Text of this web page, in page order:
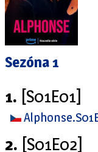
Sezóna 1
1. [S01E01]
2. [S01E02]